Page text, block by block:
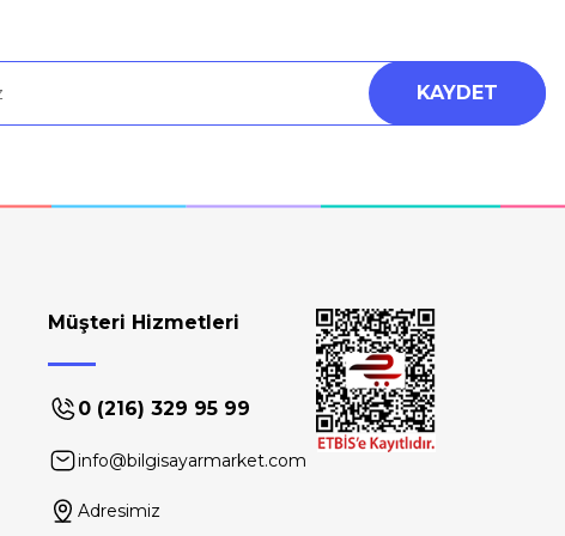
KAYDET
Müşteri Hizmetleri
0 (216) 329 95 99
info@bilgisayarmarket.com
Adresimiz